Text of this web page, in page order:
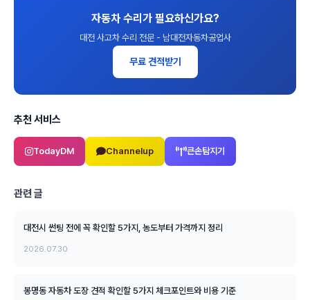
자동차 수리가 필요하신가요?
대전 사고차 수리 전문 - 남대전자동차공업사
무료 견적받기
추천 서비스
TodayDM Channelup 큰손탐지기
관련 글
대전시 썬팅 전에 꼭 확인할 5가지, 농도부터 가격까지 정리
2026.07.30
봉명동 자동차 도장 견적 확인할 5가지 체크포인트와 비용 기준